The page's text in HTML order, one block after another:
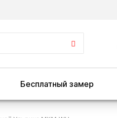
Бесплатный замер